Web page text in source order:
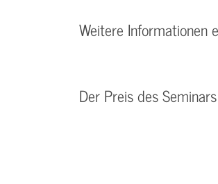
Weitere Informationen
Der Preis des